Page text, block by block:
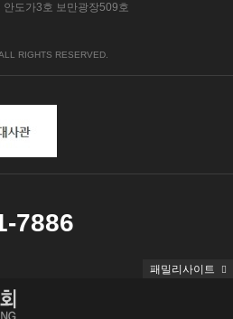
도가3호 보만광장509호
RIGHTS RESERVED.
7886
패밀리사이트